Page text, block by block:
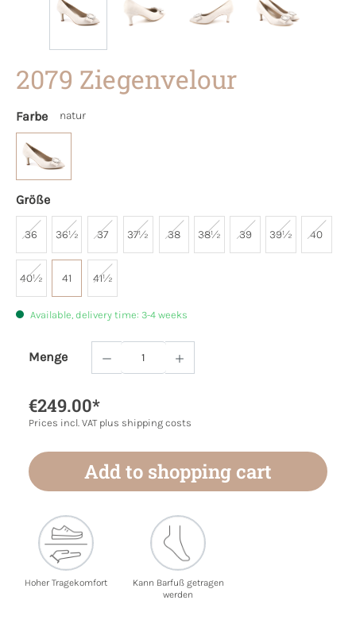
2079 Ziegenvelour
Farbe natur
Größe
36 36½ 37 37½ 38 38½ 39 39½ 40
40½ 41 41½
Available, delivery time: 3-4 weeks
Menge
Product Quantity: Enter the desired
€249.00*
Prices incl. VAT plus shipping costs
Add to shopping cart
Hoher Tragekomfort
Kann Barfuß getragen
werden